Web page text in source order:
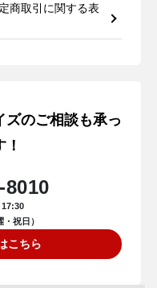
商取引に関する表
ズのご相談も承っ
8010
17:30
・祝日）
こちら